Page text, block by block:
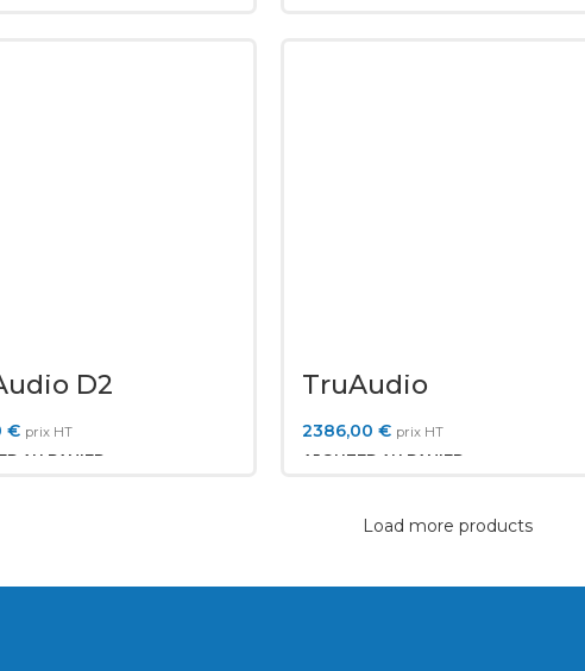
D2
€ prix HT
AU PANIER
TruAudio
2386,00 € prix HT
AJOUTER AU PANIER
Load more products